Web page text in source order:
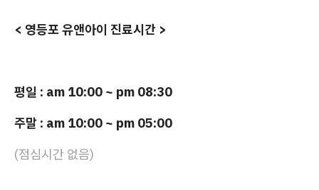
< 영등포 유앤아이 진료시간 >
평일 : am 10:00 ~ pm 08:30
주말 : am 10:00 ~ pm 05:00
(점심시간 없음)